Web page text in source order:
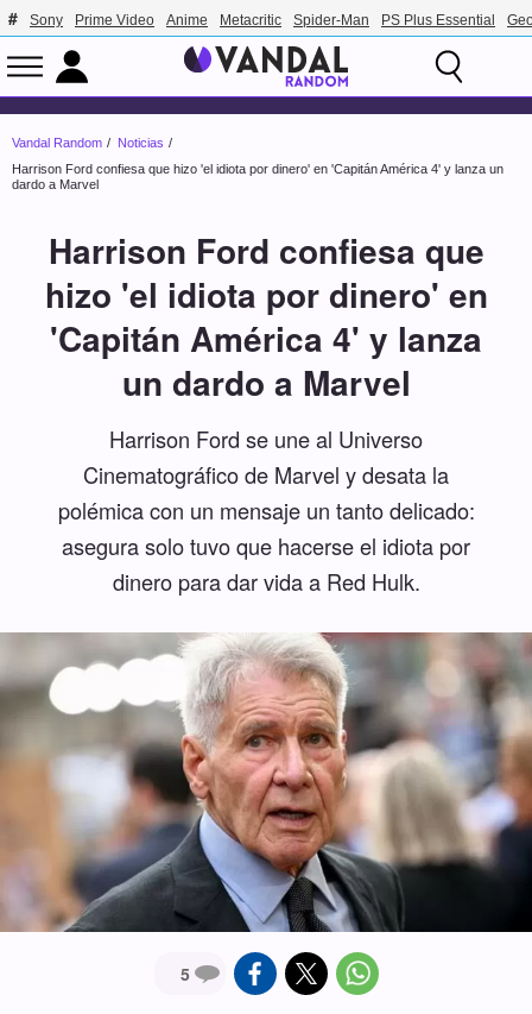
Sony Prime Video Anime Metacritic Spider-Man PS Plus Essential
Vandal Random
Noticias
Harrison Ford confiesa que hizo 'el idiota por dinero' en 'Capitán América 4' y lanza un
dardo a Marvel
Harrison Ford confiesa que
hizo 'el idiota por dinero' en
'Capitán América 4' y lanza
un dardo a Marvel
Harrison Ford se une al Universo
Cinematográfico de Marvel y desata la
polémica con un mensaje un tanto delicado:
asegura solo tuvo que hacerse el idiota por
dinero para dar vida a Red Hulk.
5